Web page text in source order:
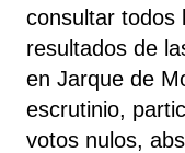
consultar todos
resultados de
en Jarque de
escrutinio,
votos nulos,